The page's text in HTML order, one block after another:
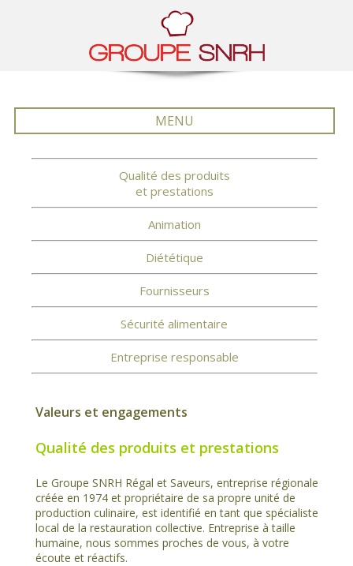
MENU
Qualité des produits
et prestations
Animation
Diététique
Fournisseurs
Sécurité alimentaire
Entreprise responsable
Valeurs et engagements
Qualité des produits et prestations
Le Groupe SNRH Régal et Saveurs, entreprise régionale
créée en 1974 et propriétaire de sa propre unité de
production culinaire, est identifié en tant que spécialiste
local de la restauration collective. Entreprise à taille
humaine, nous sommes proches de vous, à votre
écoute et réactifs.